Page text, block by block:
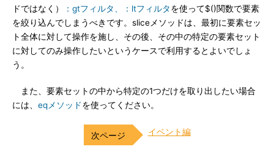
ドではなく）
：gtフィルタ、：ltフィルタを使って$()関数で要素
を絞り込んでしまうべきです。sliceメソッドは、最初に要素セッ
ト全体に対して操作を施し、その後、その中の特定の要素セット
に対してのみ操作したいというケースで利用するとよいでしょ
う。
また、要素セットの中から特定の1つだけを取り出したい場合
には、 eqメソッドを使ってください。
イベント編